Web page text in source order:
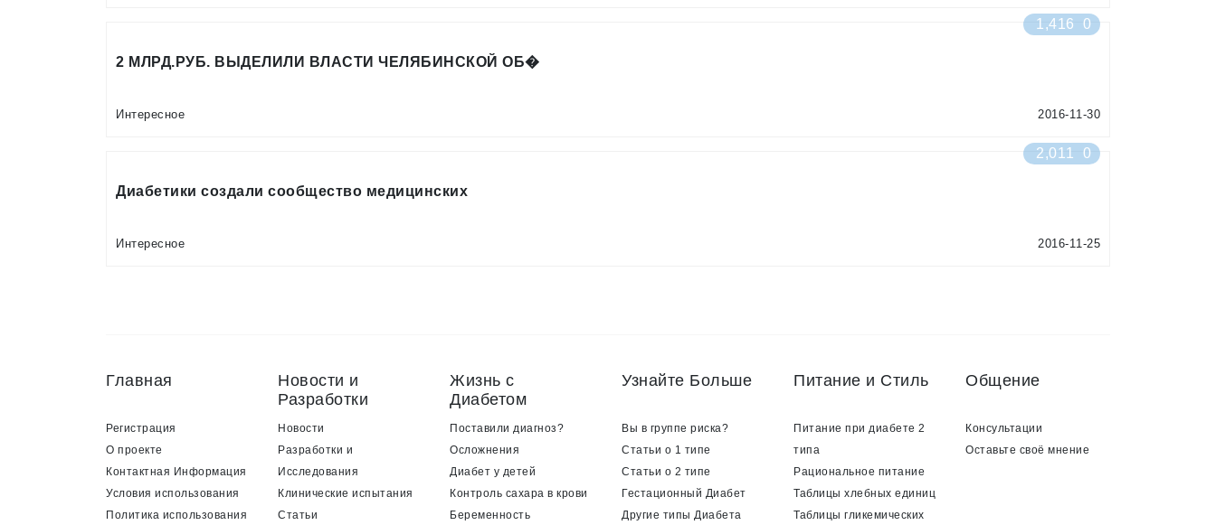
1,416 0
2 МЛРД.РУБ. ВЫДЕЛИЛИ ВЛАСТИ ЧЕЛЯБИНСКОЙ ОБ�
Интересное 2016-11-30
2,011 0
Диабетики создали сообщество медицинских
Интересное 2016-11-25
Главная
Регистрация
О проекте
Контактная Информация
Условия использования
Политика использования
Новости и
Разработки
Новости
Разработки и
Исследования
Клинические испытания
Статьи
Жизнь с
Диабетом
Поставили диагноз?
Осложнения
Диабет у детей
Контроль сахара в крови
Беременность
Узнайте Больше
Вы в группе риска?
Статьи о 1 типе
Статьи о 2 типе
Гестационный Диабет
Другие типы Диабета
Питание и Стиль
Питание при диабете 2
типа
Рациональное питание
Таблицы хлебных единиц
Таблицы гликемических
Общение
Консультации
Оставьте своё мнение